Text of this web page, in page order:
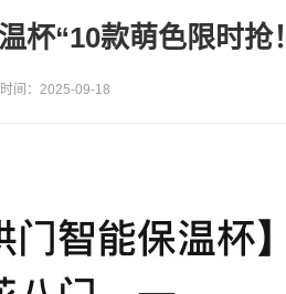
杯“10款萌色限时抢！
时间：2025-09-18